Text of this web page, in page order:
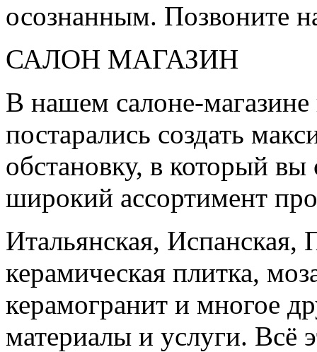
осознанным. Позвоните
САЛОН МАГАЗИН
В нашем салоне-
постарались создать
обстановку, в который
широкий ассортимент
Итальянская, Испанская,
керамическая плитка,
керамогранит и многое
материалы и услуги. Всё